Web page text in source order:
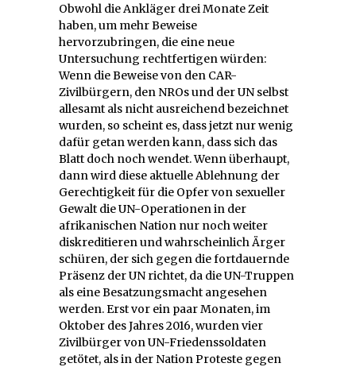
Obwohl die Ankläger drei Monate Zeit
haben, um mehr Beweise
hervorzubringen, die eine neue
Untersuchung rechtfertigen würden:
Wenn die Beweise von den CAR-
Zivilbürgern, den NROs und der UN selbst
allesamt als nicht ausreichend bezeichnet
wurden, so scheint es, dass jetzt nur wenig
dafür getan werden kann, dass sich das
Blatt doch noch wendet. Wenn überhaupt,
dann wird diese aktuelle Ablehnung der
Gerechtigkeit für die Opfer von sexueller
Gewalt die UN-Operationen in der
afrikanischen Nation nur noch weiter
diskreditieren und wahrscheinlich Ärger
schüren, der sich gegen die fortdauernde
Präsenz der UN richtet, da die UN-Truppen
als eine Besatzungsmacht angesehen
werden. Erst vor ein paar Monaten, im
Oktober des Jahres 2016, wurden vier
Zivilbürger von UN-Friedenssoldaten
getötet, als in der Nation Proteste gegen